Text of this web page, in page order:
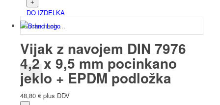
DO IZDELKA
Vijak z navojem DIN 7976
4,2 x 9,5 mm pocinkano
jeklo + EPDM podložka
48,80 € plus DDV